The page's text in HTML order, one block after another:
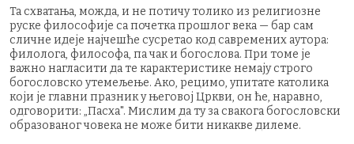
Та схватања, можда, и не потичу толико из религиозне
руске философије са почетка прошлог века — бар сам
сличне идеје најчешће сусретао код савремених аутора:
филолога, философа, па чак и богослова. При томе је
важно нагласити да те карактеристике немају строго
богословско утемељење. Ако, рецимо, упитате католика
који је главни празник у његовој Цркви, он ће, наравно,
одговорити: „Пасха". Мислим да ту за свакога богословски
образованог човека не може бити никакве дилеме.